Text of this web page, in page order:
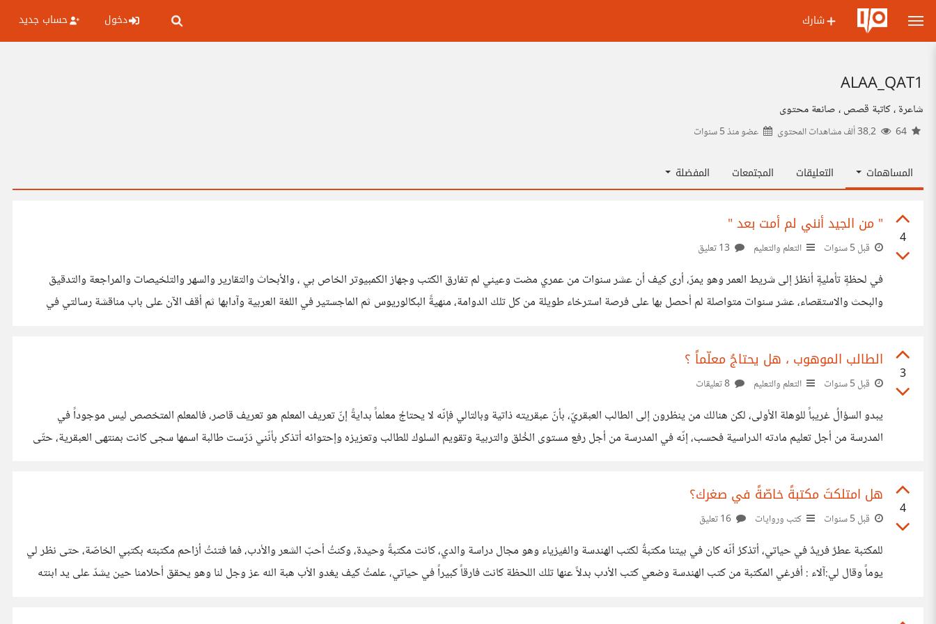
شارك دخول حساب جديد
ALAA_QAT1
شاعرة ، كاتبة قصص ، صانعة محتوى
عضو منذ5 سنوات
المساهمات التعليقات المجتمعات المفضلة
4
" من الجيد أنني لم أمت بعد "
قبل 5 سنوات التعلم والتعليم
في لحظةٍ تأمليةٍ أنظرُ إلى شريط العمر وهو يمرّ، أرى كيف أن عشر سنوات من عمري مضت وعيني لم تفارق الكتب وجهاز الكمبيوتر الخاص بي ، والأبحاث والتقارير والسهر والتلخيصات والمراجعة والتدقيق
والبحث والاستقصاء، عشر سنوات متواصلة لم أحصل بها على فرصة استرخاء طويلة من كل تلك الدوامة، منهيةً البكالوريوس ثم الماجستير في اللغة العربية وآدابها ثم أقف الآن على باب مناقشة رسالتي في
3
الطالب الموهوب ، هل يحتاجُ معلّماً ؟
قبل 5 سنوات التعلم والتعليم
يبدو السؤالُ غريباً للوهلة الأولى، لكن هنالك من ينظرون إلى الطالب العبقريّ، بأنّ عبقريته ذاتية وبالتالي فإنّه لا يحتاجُ معلماً بدايةً إنّ تعريف المعلم هو تعريف قاصر، فالمعلم المتخصص ليس موجوداً في
المدرسة من أجل تعليم مادته الدراسية فحسب، إنّه في المدرسة من أجل رفع مستوى الخُلق والتربية وتقويم السلوك للطالب وتعزيزه وإحتوائه أتذكر بأنّني دَرّست طالبة اسمها سجى كانت بمنتهى العبقرية، حتّى
4
هل امتلكتَ مكتبةً خاصّةً في صغرك؟
قبل 5 سنوات كتب وروايات
للمكتبة عطرٌ فريدٌ في حياتي، أتذكرُ أنّه كان في بيتنا مكتبةٌ لكتب الهندسة والفيزياء وهو مجال دراسة والدي، كانت مكتبةً وحيدة، وكنتُ أحبّ الشعر والأدب، فما فتئتُ أزاحم مكتبته بكتبي الخاصّة، حتى نظر لي
يوماً وقال لي:آلاء : أفرغي المكتبة من كتب الهندسة وضعي كتب الأدب بدلاً عنها تلك اللحظة كانت فارقاً كبيراً في حياتي، علمتُ كيف يغدو الأب هبة الله عز وجل لنا وهو يحقق أحلامنا حين يشدّ على يد ابنته